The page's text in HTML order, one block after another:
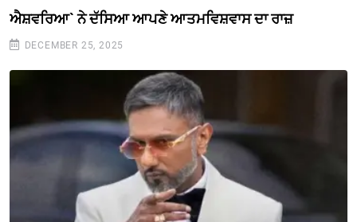
ਐਸ਼ਵਰਿਆ` ਨੇ ਦੱਸਿਆ ਆਪਣੇ ਆਤਮਵਿਸ਼ਵਾਸ ਦਾ ਰਾਜ਼
DECEMBER 25, 2025